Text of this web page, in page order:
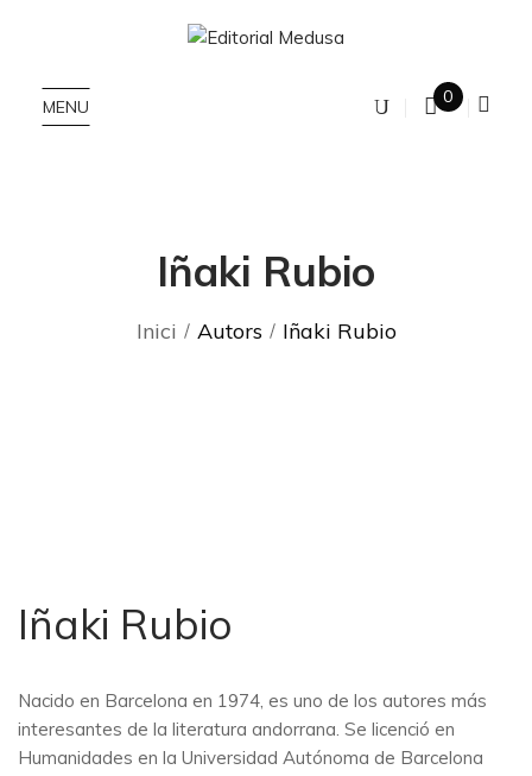
MENU 0
Iñaki Rubio
Inici Autors Iñaki Rubio
Iñaki Rubio
Nacido en Barcelona en 1974, es uno de los autores más
interesantes de la literatura andorrana. Se licenció en
Humanidades en la Universidad Autónoma de Barcelona